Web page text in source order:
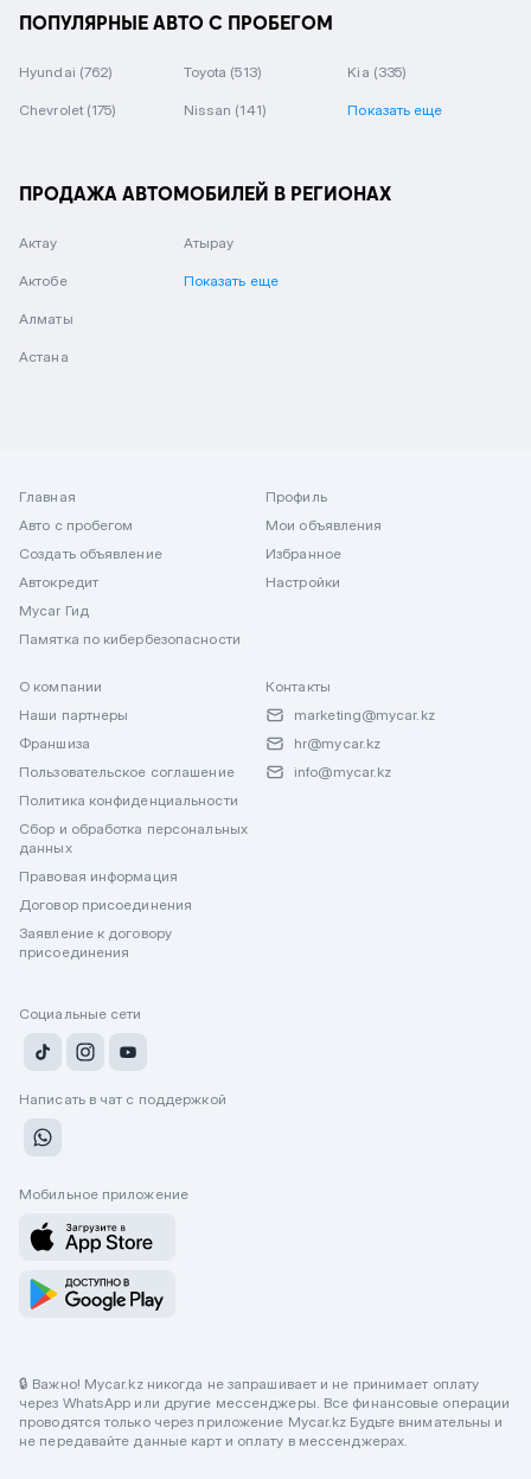
ПОПУЛЯРНЫЕ АВТО С ПРОБЕГОМ
Hyundai (762) Toyota (513) Kia (335)
Chevrolet (175) Nissan (141) Показать еще
ПРОДАЖА АВТОМОБИЛЕЙ В РЕГИОНАХ
Актау
Актобе
Алматы
Астана
Атырау
Показать еще
Главная
Авто с пробегом
Создать объявление
Автокредит
Mycar Гид
Памятка по кибербезопасности
Профиль
Мои объявления
Избранное
Настройки
О компании
Наши партнеры
Франшиза
Пользовательское соглашение
Политика конфиденциальности
Сбор и обработка персональных
данных
Правовая информация
Договор присоединения
Заявление к договору
присоединения
Контакты
marketing@mycar.kz
hr@mycar.kz
info@mycar.kz
Социальные сети
Написать в чат с поддержкой
Мобильное приложение
🔒 Важно! Mycar.kz никогда не запрашивает и не принимает оплату
через WhatsApp или другие мессенджеры. Все финансовые операции
проводятся только через приложение Mycar.kz Будьте внимательны и
не передавайте данные карт и оплату в мессенджерах.